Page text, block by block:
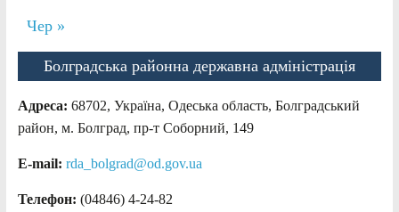
Чер »
Болградська районна державна адміністрація
Адреса: 68702, Україна, Одеська область, Болградський
район, м. Болград, пр-т Соборний, 149
E-mail: rda_bolgrad@od.gov.ua
Телефон: (04846) 4-24-82